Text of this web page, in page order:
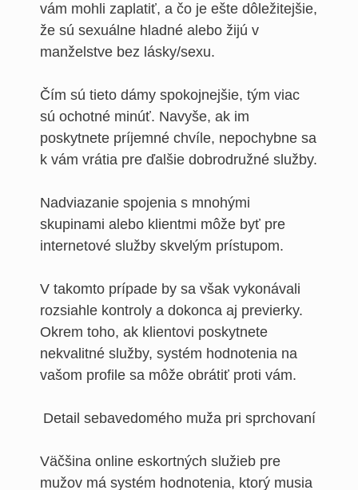
vám mohli zaplatiť, a čo je ešte dôležitejšie,
že sú sexuálne hladné alebo žijú v
manželstve bez lásky/sexu.
Čím sú tieto dámy spokojnejšie, tým viac
sú ochotné minúť. Navyše, ak im
poskytnete príjemné chvíle, nepochybne sa
k vám vrátia pre ďalšie dobrodružné služby.
Nadviazanie spojenia s mnohými
skupinami alebo klientmi môže byť pre
internetové služby skvelým prístupom.
V takomto prípade by sa však vykonávali
rozsiahle kontroly a dokonca aj previerky.
Okrem toho, ak klientovi poskytnete
nekvalitné služby, systém hodnotenia na
vašom profile sa môže obrátiť proti vám.
Väčšina online eskortných služieb pre
mužov má systém hodnotenia, ktorý musia